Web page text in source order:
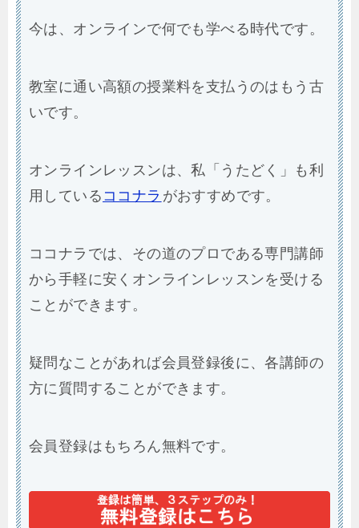
今は、オンラインで何でも学べる時代です。
教室に通い高額の授業料を支払うのはもう古
いです。
オンラインレッスンは、私「うたどく」も利
用している ココナラ がおすすめです。
ココナラでは、その道のプロである専門講師
から手軽に安くオンラインレッスンを受ける
ことができます。
疑問なことがあれば会員登録後に、各講師の
方に質問することができます。
会員登録はもちろん無料です。